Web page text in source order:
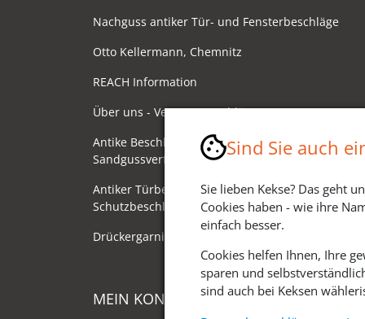
Nachguss antiker Tür- und Fensterbeschläge
Otto Kellermann, Chemnitz
REACH Information
Über uns - Ventano Beschläge
Antike Beschläge - Herstellung im
Sandgussverfahren
Antiker Türbeschlag als
Schutzbeschlag/Sicherheitsbeschlag
Drückergarnituren mit Drehknauf
MEIN KONTO
Sind Sie auch
Sie lieben Kekse? Das geht
Cookies haben - wie ihre
einfach besser.
Cookies helfen Ihnen, Ihre
sparen und
sind auch bei Keksen